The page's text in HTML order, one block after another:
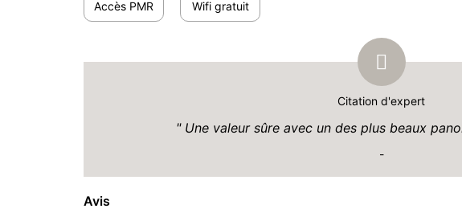
Accès PMR Wifi gratuit
Citation d'expert
Une valeur sûre avec un des plus beaux
-
Avis